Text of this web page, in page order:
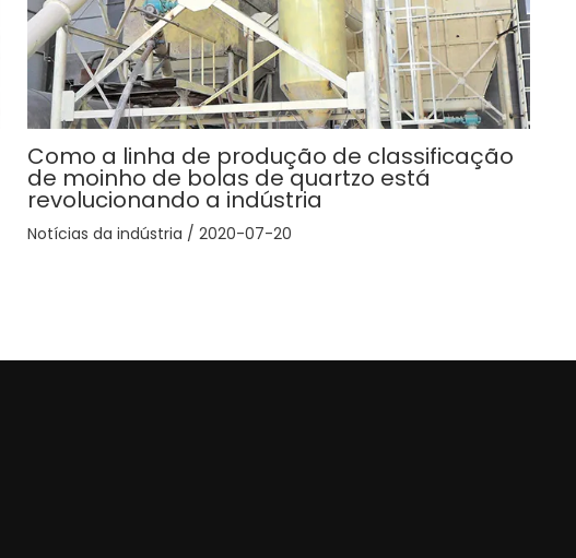
Como a linha de produção de classificação
de moinho de bolas de quartzo está
revolucionando a indústria
Notícias da indústria / 2020-07-20